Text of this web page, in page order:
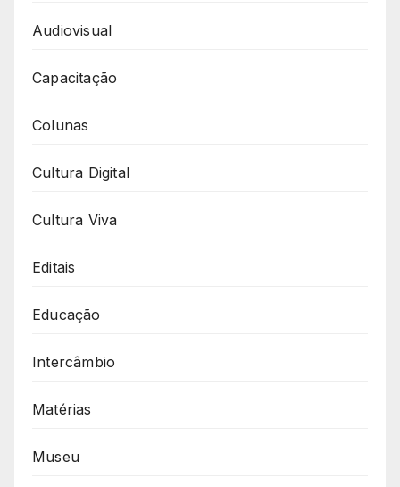
Audiovisual
Capacitação
Colunas
Cultura Digital
Cultura Viva
Editais
Educação
Intercâmbio
Matérias
Museu